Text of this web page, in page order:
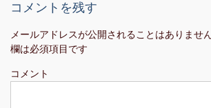
ゲ
ー
シ
ョ
コメントを残す
メールアドレスが公開されることはありません
欄は必須項目です
コメント